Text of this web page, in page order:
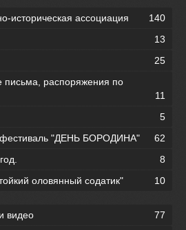
историческая ассоциация
140
13
25
письма, распоряжения по
11
5
фестиваль "ДЕНЬ БОРОДИНА"
62
8
оловянный содатик"
10
видео 77